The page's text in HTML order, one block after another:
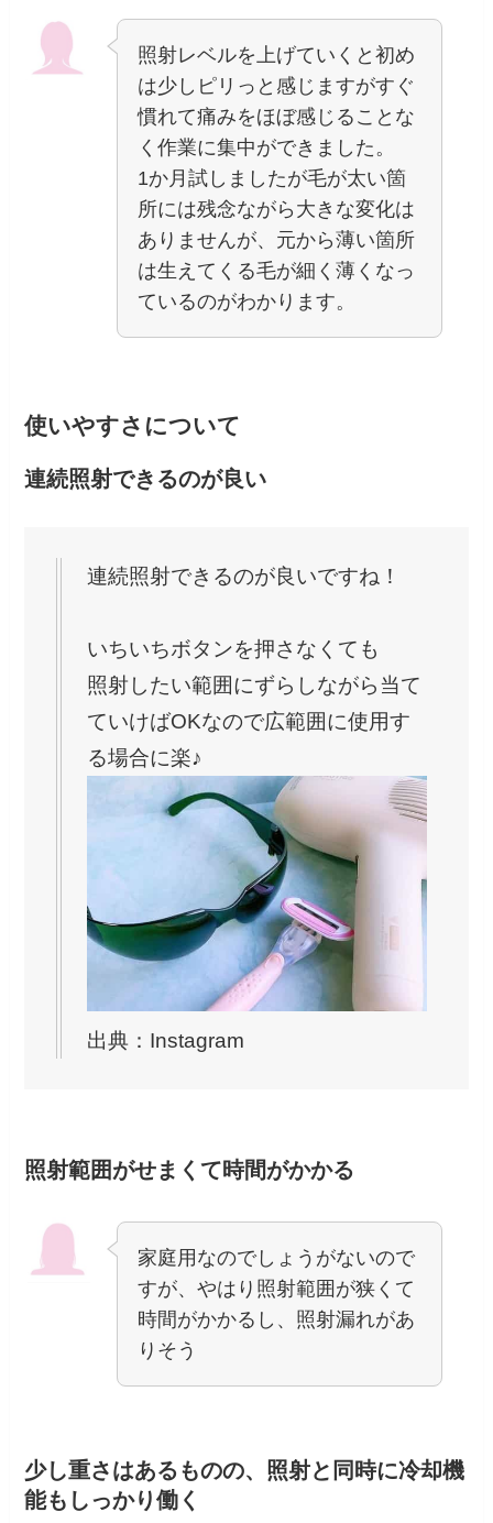
照射レベルを上げていくと初め
は少しピリっと感じますがすぐ
慣れて痛みをほぼ感じることな
く作業に集中ができました。
1か月試しましたが毛が太い箇
所には残念ながら大きな変化は
ありませんが、元から薄い箇所
は生えてくる毛が細く薄くなっ
ているのがわかります。
使いやすさについて
連続照射できるのが良い
連続照射できるのが良いですね！⁡
いちいちボタンを押さなくても
照射したい範囲にずらしながら当て
ていけばOKなので広範囲に使用す
る場合に楽♪
出典：Instagram
照射範囲がせまくて時間がかかる
家庭用なのでしょうがないので
すが、やはり照射範囲が狭くて
時間がかかるし、照射漏れがあ
りそう
少し重さはあるものの、照射と同時に冷却機
能もしっかり働く